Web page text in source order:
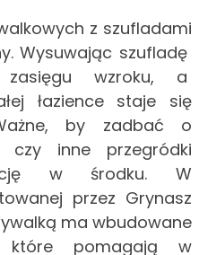
z szufladami
Wysuwając szufladę
wzroku, a
łazience staje się
by zadbać o
czy inne przegródki
w środku. W
przez Grynasz
ma wbudowane
które pomagają w